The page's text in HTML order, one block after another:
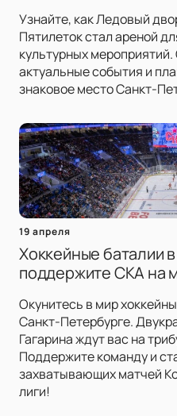
Узнайте, как Ледовый
Пятилеток стал ареной
культурных
актуальные события и
знаковое место Санкт-
19 апреля
Хоккейные баталии
поддержите СКА на
Окунитесь в мир
Санкт-Петербурге.
Гагарина ждут вас на
Поддержите команду и
захватывающих матчей
лиги!